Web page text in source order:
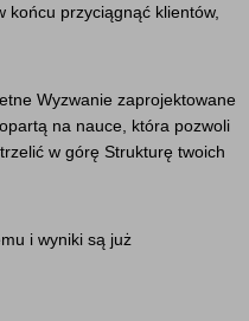
końcu przyciągnąć klientów,
Wyzwanie zaprojektowane
na nauce, która pozwoli
w górę Strukturę twoich
i wyniki są już